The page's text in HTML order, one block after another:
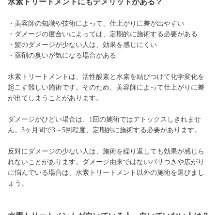
水素トリートメントにもデメリットがある？
・美容師の知識や技術によって、仕上がりに差が出やすい
・ダメージの度合いによっては、定期的に施術する必要がある
・髪のダメージが少ない人は、効果を感じにくい
・薬剤の臭いが気になる場合がある
水素トリートメントは、活性酸素と水素を結びつけて化学変化を
起こす難しい施術です。そのため、美容師によって仕上がりに差
が出てしまうことがあります。
ダメージがひどい場合は、1回の施術ではデトックスしきれませ
ん。3ヶ月間で3～5回程度、定期的に施術する必要があります。
反対にダメージの少ない人は、施術を繰り返しても効果が感じら
れないことがあります。ダメージ由来ではないパサつきや広がり
に悩んでいる場合は、水素トリートメント以外の施術を選びまし
ょう。